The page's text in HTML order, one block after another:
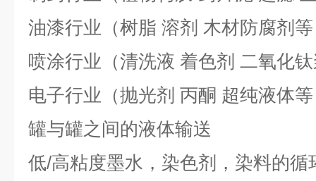
油漆行业（树脂 溶剂 木材防腐剂
喷涂行业（清洗液 着色剂 二氧化
电子行业（抛光剂 丙酮 超纯液体
罐与罐之间的液体输送
低/高粘度墨水，染色剂，染料的循